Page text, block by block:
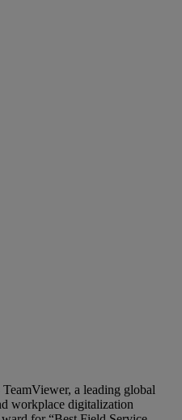
TeamViewer, a leading global
workplace digitalization